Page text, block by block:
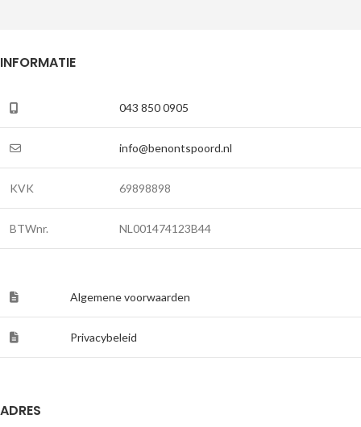
INFORMATIE
043 850 0905
info@benontspoord.nl
KVK 69898898
BTWnr. NL001474123B44
Algemene voorwaarden
Privacybeleid
ADRES